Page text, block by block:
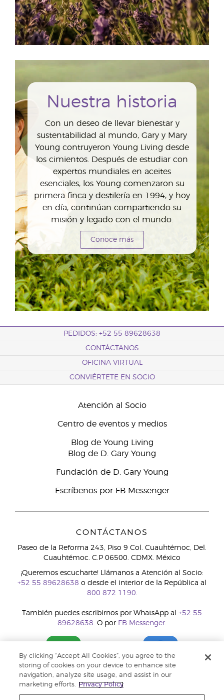
Nuestra historia
Con un deseo de llevar bienestar y
sustentabilidad al mundo, Gary y Mary
Young contruyeron Young Living desde
los cimientos. Después de estudiar con
expertos mundiales en aceites
esenciales, los Young comenzaron su
primera finca y destilería en 1994, y hoy
en día, continúan compartiendo su
misión y legado con el mundo.
Conoce más
PEDIDOS: +52 55 89628638
CONTÁCTANOS
OFICINA VIRTUAL
CONVIÉRTETE EN SOCIO
Atención al Socio
Centro de eventos y medios
Blog de Young Living
Blog de D. Gary Young
Fundación de D. Gary Young
Escríbenos por FB Messenger
CONTÁCTANOS
Paseo de la Reforma 243, Piso 9 Col. Cuauhtémoc, Del.
Cuauhtémoc. C.P 06500. CDMX. México
¡Queremos escucharte! Llámanos a Atención al Socio:
+52 55 89628638 o desde el interior de la República al
800 872 1190.
También puedes escribirnos por WhatsApp al +52 55
89628638. O por FB Messenger.
By clicking “Accept All Cookies”, you agree to the
storing of cookies on your device to enhance site
navigation, analyze site usage, and assist in our
marketing efforts.
Privacy Policy